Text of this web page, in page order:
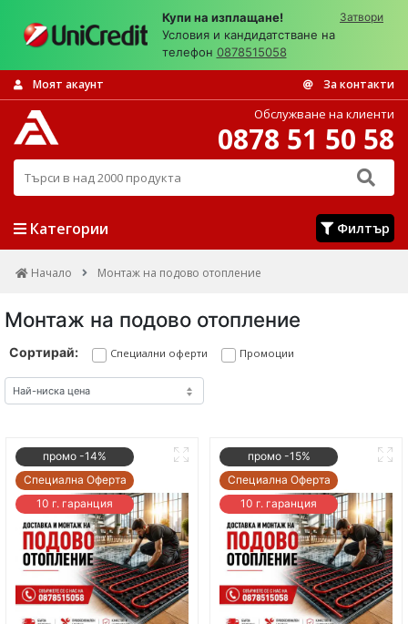
Купи на изплащане!
Условия и кандидатстване на
телефон 0878515058
Затвори
Моят акаунт За контакти
Търси в над 2000 продукта
Обслужване на клиенти
0878 51 50 58
Категории Филтър
Начало Монтаж на подово отопление
Монтаж на подово отопление
Сортирай: Специални оферти Промоции
промо -14%
Специална Оферта
10 г. гаранция
промо -15%
Специална Оферта
10 г. гаранция